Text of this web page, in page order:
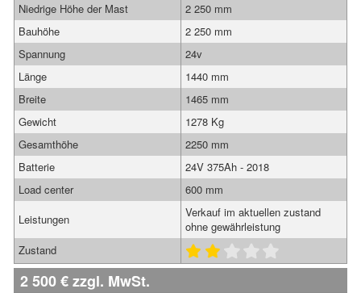
Niedrige Höhe der Mast
2 250 mm
Bauhöhe
2 250 mm
Spannung
24v
Länge
1440 mm
Breite
1465 mm
Gewicht
1278 Kg
Gesamthöhe
2250 mm
Batterie
24V 375Ah - 2018
Load center
600 mm
Leistungen
Verkauf im aktuellen zustand
ohne gewährleistung
Zustand
2 500€zzgl. MwSt.